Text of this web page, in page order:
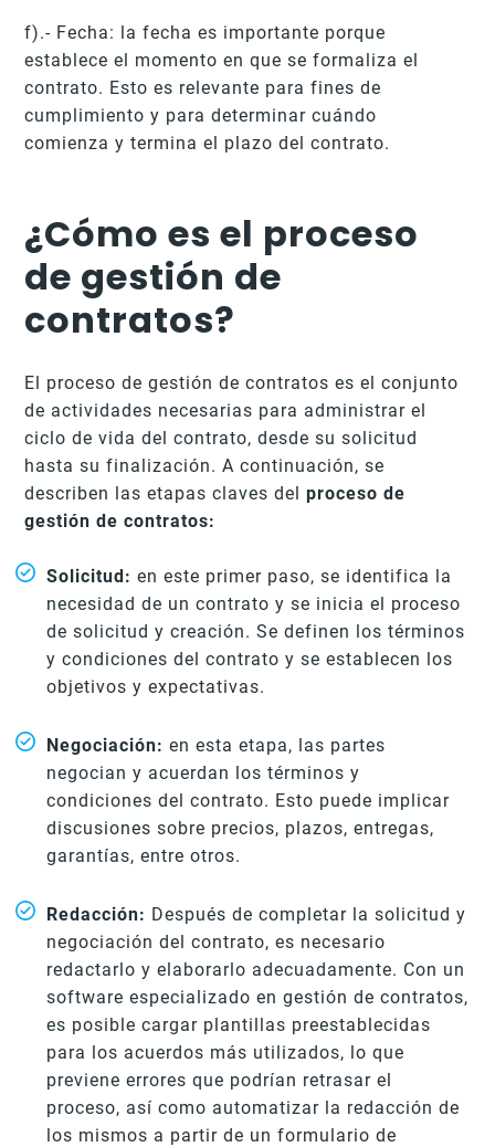
f).- Fecha: la fecha es importante porque
establece el momento en que se formaliza el
contrato. Esto es relevante para fines de
cumplimiento y para determinar cuándo
comienza y termina el plazo del contrato.
¿Cómo es el proceso
de gestión de
contratos?
El proceso de gestión de contratos es el conjunto
de actividades necesarias para administrar el
ciclo de vida del contrato, desde su solicitud
hasta su finalización. A continuación, se
describen las etapas claves delproceso de
gestión de contratos:
Solicitud: en este primer paso, se identifica la
necesidad de un contrato y se inicia el proceso
de solicitud y creación. Se definen los términos
y condiciones del contrato y se establecen los
objetivos y expectativas.
Negociación: en esta etapa, las partes
negocian y acuerdan los términos y
condiciones del contrato. Esto puede implicar
discusiones sobre precios, plazos, entregas,
garantías, entre otros.
Redacción: Después de completar la solicitud y
negociación del contrato, es necesario
redactarlo y elaborarlo adecuadamente. Con un
software especializado en gestión de contratos,
es posible cargar plantillas preestablecidas
para los acuerdos más utilizados, lo que
previene errores que podrían retrasar el
proceso, así como automatizar la redacción de
los mismos a partir de un formulario de